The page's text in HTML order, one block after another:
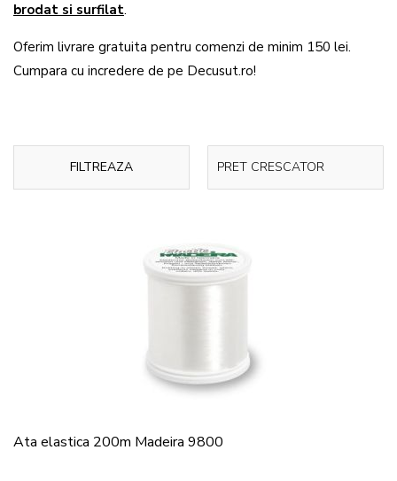
brodat si surfilat.
Oferim livrare gratuita pentru comenzi de minim 150 lei.
Cumpara cu incredere de pe Decusut.ro!
FILTREAZA
Ata elastica 200m Madeira 9800